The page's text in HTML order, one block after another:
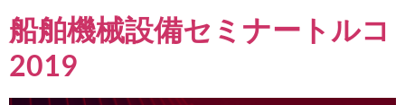
船舶機械設備セミナートルコ
2019